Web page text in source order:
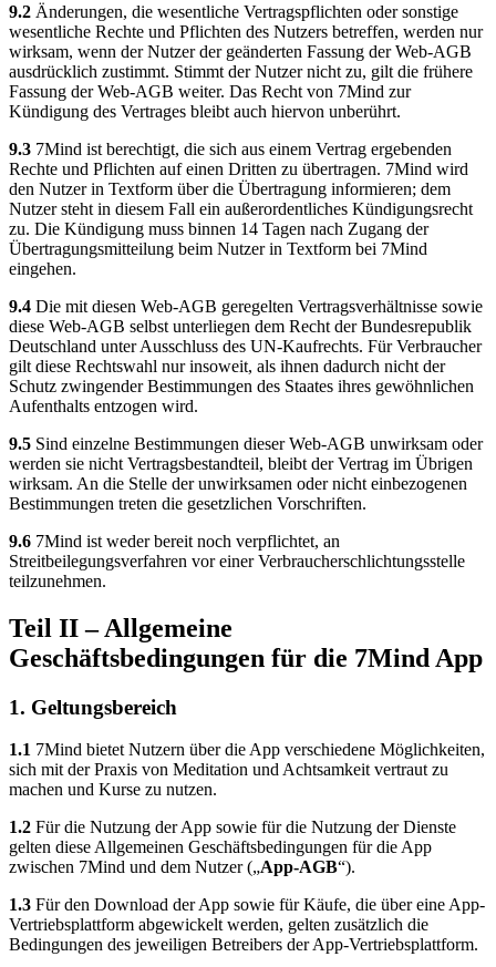
9.2 Änderungen, die wesentliche Vertragspflichten oder sonstige
wesentliche Rechte und Pflichten des Nutzers betreffen, werden nur
wirksam, wenn der Nutzer der geänderten Fassung der Web-AGB
ausdrücklich zustimmt. Stimmt der Nutzer nicht zu, gilt die frühere
Fassung der Web-AGB weiter. Das Recht von 7Mind zur
Kündigung des Vertrages bleibt auch hiervon unberührt.
9.3 7Mind ist berechtigt, die sich aus einem Vertrag ergebenden
Rechte und Pflichten auf einen Dritten zu übertragen. 7Mind wird
den Nutzer in Textform über die Übertragung informieren; dem
Nutzer steht in diesem Fall ein außerordentliches Kündigungsrecht
zu. Die Kündigung muss binnen 14 Tagen nach Zugang der
Übertragungsmitteilung beim Nutzer in Textform bei 7Mind
eingehen.
9.4 Die mit diesen Web-AGB geregelten Vertragsverhältnisse sowie
diese Web-AGB selbst unterliegen dem Recht der Bundesrepublik
Deutschland unter Ausschluss des UN-Kaufrechts. Für Verbraucher
gilt diese Rechtswahl nur insoweit, als ihnen dadurch nicht der
Schutz zwingender Bestimmungen des Staates ihres gewöhnlichen
Aufenthalts entzogen wird.
9.5 Sind einzelne Bestimmungen dieser Web-AGB unwirksam oder
werden sie nicht Vertragsbestandteil, bleibt der Vertrag im Übrigen
wirksam. An die Stelle der unwirksamen oder nicht einbezogenen
Bestimmungen treten die gesetzlichen Vorschriften.
9.6 7Mind ist weder bereit noch verpflichtet, an
Streitbeilegungsverfahren vor einer Verbraucherschlichtungsstelle
teilzunehmen.
Teil II – Allgemeine
Geschäftsbedingungen für die 7Mind App
1. Geltungsbereich
1.1 7Mind bietet Nutzern über die App verschiedene Möglichkeiten,
sich mit der Praxis von Meditation und Achtsamkeit vertraut zu
machen und Kurse zu nutzen.
1.2 Für die Nutzung der App sowie für die Nutzung der Dienste
gelten diese Allgemeinen Geschäftsbedingungen für die App
zwischen 7Mind und dem Nutzer („App-AGB“).
1.3 Für den Download der App sowie für Käufe, die über eine App-
Vertriebsplattform abgewickelt werden, gelten zusätzlich die
Bedingungen des jeweiligen Betreibers der App-Vertriebsplattform.